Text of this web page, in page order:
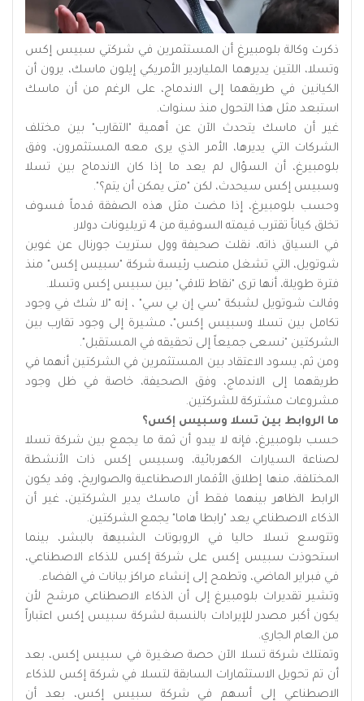
ذكرت وكالة بلومبيرغ أن المستثمرين في شركتي سبيس إكس
وتسلا، اللتين يديرهما الملياردير الأمريكي إيلون ماسك، يرون أن
الكيانين في طريقهما إلى الاندماج، على الرغم من أن ماسك
استبعد مثل هذا التحول منذ سنوات.
غير أن ماسك يتحدث الآن عن أهمية "التقارب" بين مختلف
الشركات التي يديرها، الأمر الذي يرى معه المستثمرون، وفق
بلومبيرغ، أن السؤال لم يعد ما إذا كان الاندماج بين تسلا
وسبيس إكس سيحدث، لكن "متى يمكن أن يتم؟".
وحسب بلومبيرغ، إذا مضت مثل هذه الصفقة قدماً فسوف
تخلق كياناً تقترب قيمته السوقية من 4 تريليونات دولار.
في السياق ذاته، نقلت صحيفة وول ستريت جورنال عن غوين
شوتويل، التي تشغل منصب رئيسة شركة "سبيس إكس" منذ
فترة طويلة، أنها ترى "نقاط تلاقي" بين سبيس إكس وتسلا.
وقالت شوتويل لشبكة "سي إن بي سي" ، إنه "لا شك في وجود
تكامل بين تسلا وسبيس إكس"، مشيرة إلى وجود تقارب بين
الشركتين "نسعى جميعاً إلى تحقيقه في المستقبل".
ومن ثم، يسود الاعتقاد بين المستثمرين في الشركتين أنهما في
طريقهما إلى الاندماج، وفق الصحيفة، خاصة في ظل وجود
مشروعات مشتركة للشركتين.
ما الروابط بين تسلا وسبيس إكس؟
حسب بلومبيرغ، فإنه لا يبدو أن ثمة ما يجمع بين شركة تسلا
لصناعة السيارات الكهربائية، وسبيس إكس ذات الأنشطة
المختلفة، منها إطلاق الأقمار الاصطناعية والصواريخ، وقد يكون
الرابط الظاهر بينهما فقط أن ماسك يدير الشركتين، غير أن
الذكاء الاصطناعي يعد "رابطا هاما" يجمع الشركتين.
وتتوسع تسلا حاليا في الروبوتات الشبيهة بالبشر، بينما
استحوذت سبيس إكس على شركة إكس للذكاء الاصطناعي،
في فبراير الماضي، وتطمح إلى إنشاء مراكز بيانات في الفضاء.
وتشير تقديرات بلومبيرغ إلى أن الذكاء الاصطناعي مرشح لأن
يكون أكبر مصدر للإيرادات بالنسبة لشركة سبيس إكس اعتباراً
من العام الجاري.
وتمتلك شركة تسلا الآن حصة صغيرة في سبيس إكس، بعد
أن تم تحويل الاستثمارات السابقة لتسلا في شركة إكس للذكاء
الاصطناعي إلى أسهم في شركة سبيس إكس، بعد أن